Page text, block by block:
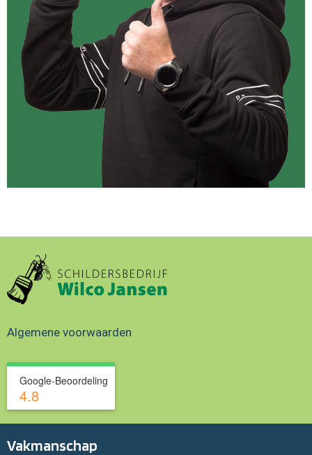
Algemene voorwaarden
Google-Beoordeling
4.8
Vakmanschap